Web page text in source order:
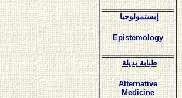
إبستمولوجيا
Epistemology
طبابة بديلة
Alternative
Medicine